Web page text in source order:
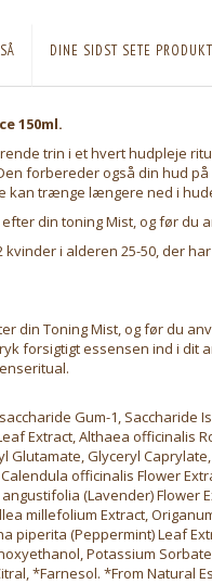
DINE SIDST SETE
150ml.
trin i et hvert hudpleje
forbereder også din hud
kan trænge længere ned i
din toning Mist, og før du
i alderen 25-50, der
din Toning Mist, og før du
forsigtigt essensen ind i dit
Gum-1, Saccharide
Extract, Althaea officinalis
Glutamate, Glyceryl
officinalis Flower
(Lavender) Flower
millefolium Extract,
piperita (Peppermint) Leaf
Potassium
*Farnesol. *From Natural